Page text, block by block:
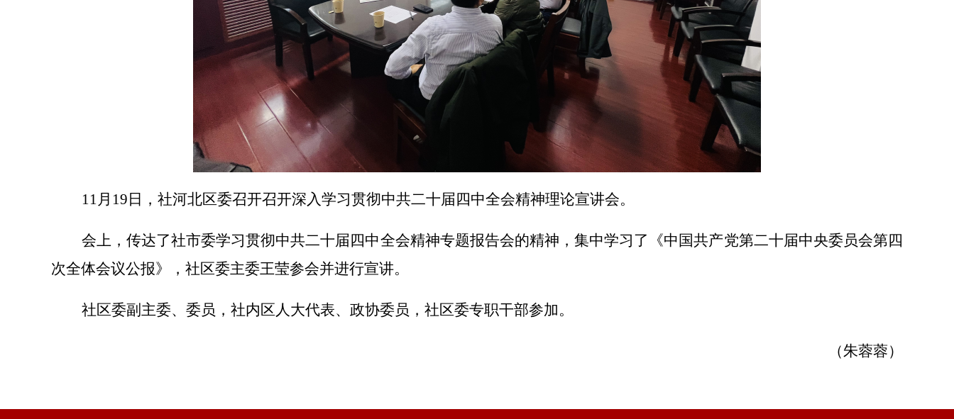
11月 19 日，社河北区委召开召开深入学习贯彻中共二十届四中全会精神理论宣讲会。
会上，传达了社市委学习贯彻中共二十届四中全会精神专题报告会的精神，集中学习了《中国共产党第二十届中央委员会第四
次全体会议公报》，社区委主委王莹参会并进行宣讲。
社区委副主委、委员，社内区人大代表、政协委员，社区委专职干部参加。
（朱蓉蓉）